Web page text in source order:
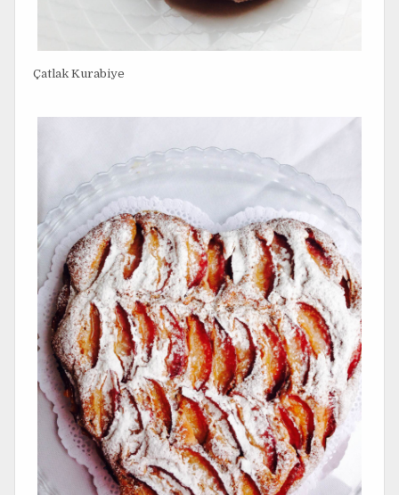
Çatlak Kurabiye